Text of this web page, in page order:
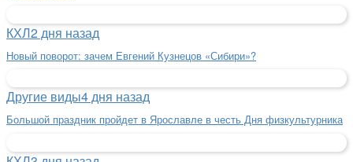
КХЛ2 дня назад
Новый поворот: зачем Евгений Кузнецов «Сибири»?
Другие виды4 дня назад
Большой праздник пройдет в Ярославле в честь Дня физкультурника